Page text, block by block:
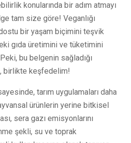
konularında bir adım atmayı
tam size göre! Veganlığı
bir yaşam biçimini teşvik
gıda üretimini ve tüketimini
bu belgenin sağladığı
birlikte keşfedelim!
tarım uygulamaları daha
ürünlerin yerine bitkisel
sera gazı emisyonlarını
şekli, su ve toprak